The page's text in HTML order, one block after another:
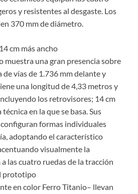
y resistentes al desgaste. Los
370 mm de diámetro.
cm más ancho
muestra una gran presencia sobre
de vías de 1.736 mm delante y
una longitud de 4,33 metros y
los retrovisores; 14 cm
en la que se basa. Sus
formas individuales
adoptando el característico
visualmente la
las cuatro ruedas de la tracción
prototipo
en color Ferro Titanio– llevan